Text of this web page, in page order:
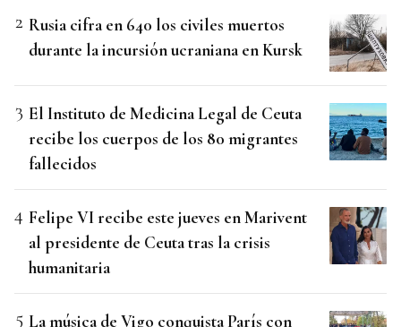
Rusia cifra en 640 los civiles muertos
durante la incursión ucraniana en Kursk
El Instituto de Medicina Legal de Ceuta
recibe los cuerpos de los 80 migrantes
fallecidos
Felipe VI recibe este jueves en Marivent
al presidente de Ceuta tras la crisis
humanitaria
La música de Vigo conquista París con